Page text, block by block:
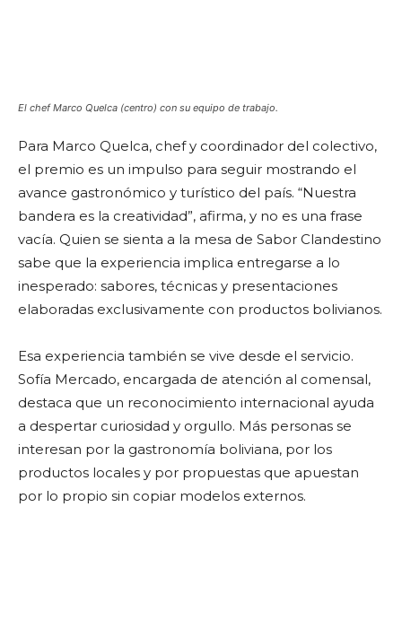
El chef Marco Quelca (centro) con su equipo de trabajo.
Para Marco Quelca, chef y coordinador del colectivo,
el premio es un impulso para seguir mostrando el
avance gastronómico y turístico del país. “Nuestra
bandera es la creatividad”, afirma, y no es una frase
vacía. Quien se sienta a la mesa de Sabor Clandestino
sabe que la experiencia implica entregarse a lo
inesperado: sabores, técnicas y presentaciones
elaboradas exclusivamente con productos bolivianos.
Esa experiencia también se vive desde el servicio.
Sofía Mercado, encargada de atención al comensal,
destaca que un reconocimiento internacional ayuda
a despertar curiosidad y orgullo. Más personas se
interesan por la gastronomía boliviana, por los
productos locales y por propuestas que apuestan
por lo propio sin copiar modelos externos.